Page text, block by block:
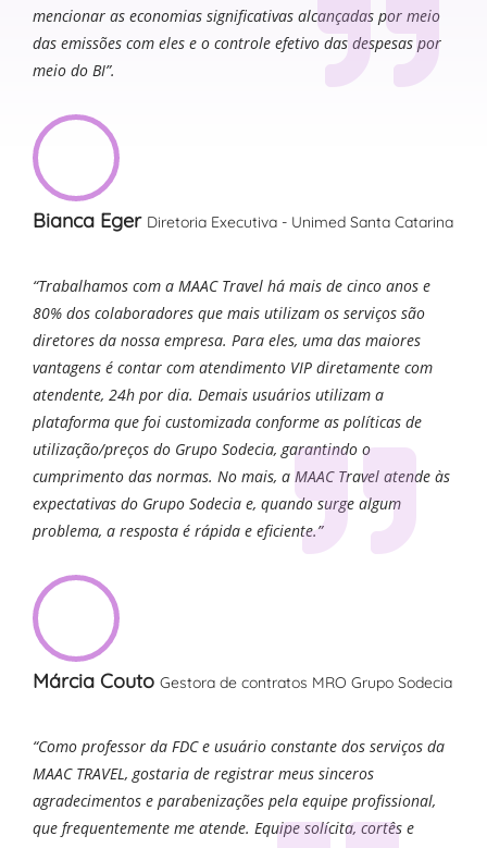
mencionar as economias significativas alcançadas por meio
das emissões com eles e o controle efetivo das despesas por
meio do BI”.
Bianca Eger Diretoria Executiva - Unimed Santa Catarina
“Trabalhamos com a MAAC Travel há mais de cinco anos e
80% dos colaboradores que mais utilizam os serviços são
diretores da nossa empresa. Para eles, uma das maiores
vantagens é contar com atendimento VIP diretamente com
atendente, 24h por dia. Demais usuários utilizam a
plataforma que foi customizada conforme as políticas de
utilização/preços do Grupo Sodecia, garantindo o
cumprimento das normas. No mais, a MAAC Travel atende às
expectativas do Grupo Sodecia e, quando surge algum
problema, a resposta é rápida e eficiente.”
Márcia Couto Gestora de contratos MRO Grupo Sodecia
“Como professor da FDC e usuário constante dos serviços da
MAAC TRAVEL, gostaria de registrar meus sinceros
agradecimentos e parabenizações pela equipe profissional,
que frequentemente me atende. Equipe solícita, cortês e